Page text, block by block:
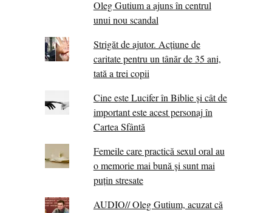
Oleg Gutium a ajuns în centrul
unui nou scandal
Strigăt de ajutor. Acțiune de
caritate pentru un tânăr de 35 ani,
tată a trei copii
Cine este Lucifer în Biblie și cât de
important este acest personaj în
Cartea Sfântă
Femeile care practică sexul oral au
o memorie mai bună și sunt mai
puțin stresate
AUDIO// Oleg Gutium, acuzat că